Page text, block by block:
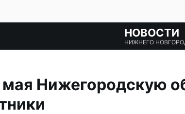
НОВОСТИ
НИЖНЕГО
Нижегородскую